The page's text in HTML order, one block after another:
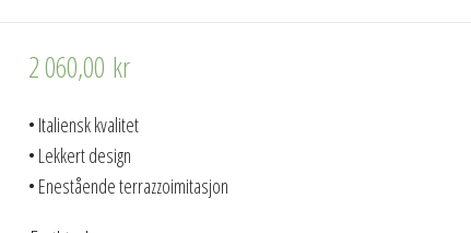
2 060,00 kr
• Italiensk kvalitet
• Lekkert design
• Enestående terrazzoimitasjon